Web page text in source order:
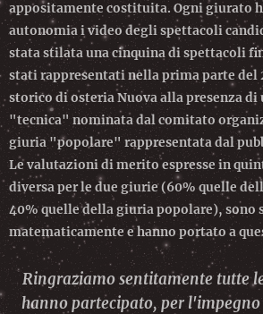
appositamente costituita. Ogni giurato
autonomia i video degli spettacoli
stata stilata una cinquina di spettacoli
stati rappresentati nella prima parte del
storico di osteria Nuova alla presenza di
"tecnica" nominata dal comitato
giuria "popolare" rappresentata dal
Le valutazioni di merito espresse in
diversa per le due giurie (60% quelle
40% quelle della giuria popolare), sono
matematicamente e hanno portato a
Ringraziamo sentitamente tutte
hanno partecipato, per